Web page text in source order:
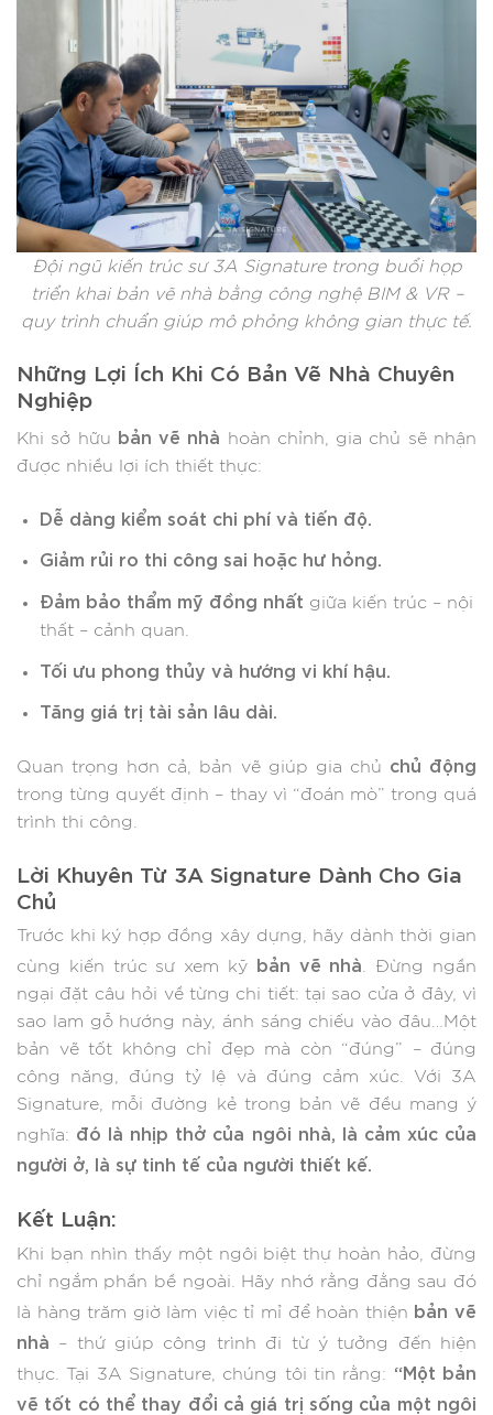
Đội ngũ kiến trúc sư 3A Signature trong buổi họp
triển khai bản vẽ nhà bằng công nghệ BIM & VR –
quy trình chuẩn giúp mô phỏng không gian thực tế.
Những Lợi Ích Khi Có Bản Vẽ Nhà Chuyên
Nghiệp
Khi sở hữu bản vẽ nhà hoàn chỉnh, gia chủ sẽ nhận
được nhiều lợi ích thiết thực:
Dễ dàng kiểm soát chi phí và tiến độ.
Giảm rủi ro thi công sai hoặc hư hỏng.
Đảm bảo thẩm mỹ đồng nhất giữa kiến trúc – nội
thất – cảnh quan.
Tối ưu phong thủy và hướng vi khí hậu.
Tăng giá trị tài sản lâu dài.
Quan trọng hơn cả, bản vẽ giúp gia chủ chủ động
trong từng quyết định – thay vì “đoán mò” trong quá
trình thi công.
Lời Khuyên Từ 3A Signature Dành Cho Gia
Chủ
Trước khi ký hợp đồng xây dựng, hãy dành thời gian
cùng kiến trúc sư xem kỹ bản vẽ nhà. Đừng ngần
ngại đặt câu hỏi về từng chi tiết: tại sao cửa ở đây, vì
sao lam gỗ hướng này, ánh sáng chiếu vào đâu…Một
bản vẽ tốt không chỉ đẹp mà còn “đúng” – đúng
công năng, đúng tỷ lệ và đúng cảm xúc. Với 3A
Signature, mỗi đường kẻ trong bản vẽ đều mang ý
nghĩa: đó là nhịp thở của ngôi nhà, là cảm xúc của
người ở, là sự tinh tế của người thiết kế.
Kết Luận:
Khi bạn nhìn thấy một ngôi biệt thự hoàn hảo, đừng
chỉ ngắm phần bề ngoài. Hãy nhớ rằng đằng sau đó
là hàng trăm giờ làm việc tỉ mỉ để hoàn thiện bản vẽ
nhà – thứ giúp công trình đi từ ý tưởng đến hiện
thực. Tại 3A Signature, chúng tôi tin rằng: “Một bản
vẽ tốt có thể thay đổi cả giá trị sống của một ngôi